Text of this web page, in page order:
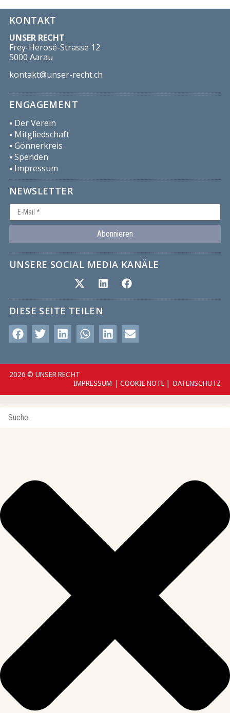
KONTAKT
UNSER RECHT
Frey-Herosé-Strasse 12
5000 Aarau
kontakt@unser-recht.ch
ENGAGEMENT
▪︎ Der Verein
▪︎ Mitgliedschaft
▪︎ Gönnerkreis
▪︎ Spenden
▪︎ Impressum
NEWSLETTER
UNSERE SOCIAL MEDIA KANÄLE
DIESE SEITE TEILEN
2026 © UNSER RECHT
IMPRESSUM |COOKIE NOTE |DATENSCHUTZ